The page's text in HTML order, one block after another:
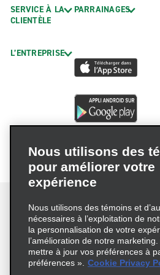
Aéroport international d'El Paso (ELP)
Aéroport international de McAllen
Aéroport international de Midland
Aéroport Love Field de Dallas (DAL)
Aéroport régional d'Abilene (ABI)
Aéroport régional de Tyler Pounds
Aéroport régional de Waco (ACT)
Aéroport régional Killeen-Fort Hood
Del Rio Airport (DRT)
Victoria Airport (VCT)
SERVICE À LA
CLIENTÈLE
L’ENTREPRISE
PARRAINAGES
Conditions d’utilisation
Politique sur les fichiers
Nous utilisons des
pour améliorer votre
expérience
Nous utilisons des témoins et
nécessaires à l’exploitation de
la personnalisation de votre
l’amélioration de notre
mettre à jour vos préférences à
préférences ». Cookie Privacy